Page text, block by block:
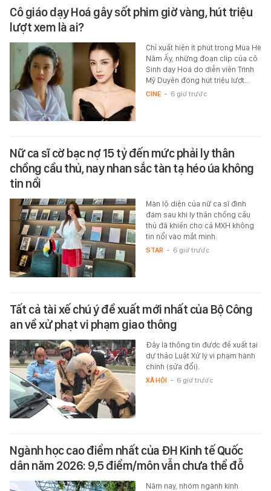
Cô giáo dạy Hoá gây sốt phim giờ vàng, hút triệu
lượt xem là ai?
Chỉ xuất hiện ít phút trong Mùa Hè
Năm Ấy, những đoạn clip của cô
Sinh dạy Hoá do diễn viên Trình
Mỹ Duyên đóng hút triệu lượt…
CINE - 6 giờ trước
Nữ ca sĩ cờ bạc nợ 15 tỷ đến mức phải ly thân
chồng cầu thủ, nay nhan sắc tàn tạ héo úa không
tin nổi
Màn lộ diện của nữ ca sĩ đình
đám sau khi ly thân chồng cầu
thủ đã khiến cho cả MXH không
tin nổi vào mắt mình.
STAR - 6 giờ trước
Tất cả tài xế chú ý đề xuất mới nhất của Bộ Công
an về xử phạt vi phạm giao thông
Đây là thông tin được đề xuất tại
dự thảo Luật Xử lý vi phạm hành
chính (sửa đổi).
XÃ HỘI - 6 giờ trước
Ngành học cao điểm nhất của ĐH Kinh tế Quốc
dân năm 2026: 9,5 điểm/môn vẫn chưa thể đỗ
Năm nay, nhóm ngành kinh